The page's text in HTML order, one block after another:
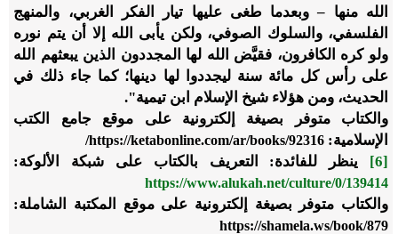
الله منها – وبعدما طغى عليها تيار الفكر الغربي، والمنهج
الفلسفي، والسلوك الصوفي، ولكن يأبى الله إلا أن يتم نوره
ولو كره الكافرون، فقيَّض الله لها المجددون الذين يبعثهم الله
على رأس كل مائة سنة ليجددوا لها دينها؛ كما جاء ذلك في
الحديث، ومن هؤلاء شيخ الإسلام ابن تيمية".
والكتاب متوفر بصيغة إلكترونية على موقع جامع الكتب
الإسلامية: https://ketabonline.com/ar/books/92316
/
[6] ينظر للفائدة: التعريف بالكتاب على شبكة الألوكة:
https://www.alukah.net/culture/0/139414
والكتاب متوفر بصيغة إلكترونية على موقع المكتبة الشاملة:
https://shamela.ws/book/879